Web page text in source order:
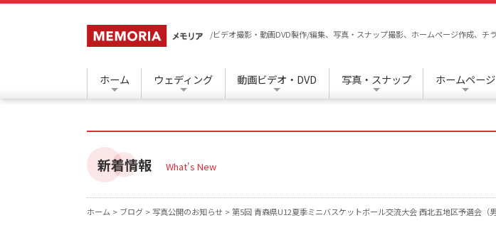
/ビデオ撮影・動画DVD製作/編集、写真・スナップ撮影、ホームページ作成、チ
ホーム ウェディング 動画ビデオ・DVD 写真・スナップ ホームページ
新着情報 What's New
ホーム > ブログ > 写真公開のお知らせ >第5回 青森県U12夏季ミニバスケットボール交流大会 西北五地区予選会（